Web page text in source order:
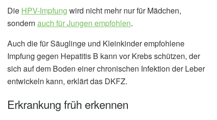
Die HPV-Impfung wird nicht mehr nur für Mädchen,
sondern auch für Jungen empfohlen.
Auch die für Säuglinge und Kleinkinder empfohlene
Impfung gegen Hepatitis B kann vor Krebs schützen, der
sich auf dem Boden einer chronischen Infektion der Leber
entwickeln kann, erklärt das DKFZ.
Erkrankung früh erkennen